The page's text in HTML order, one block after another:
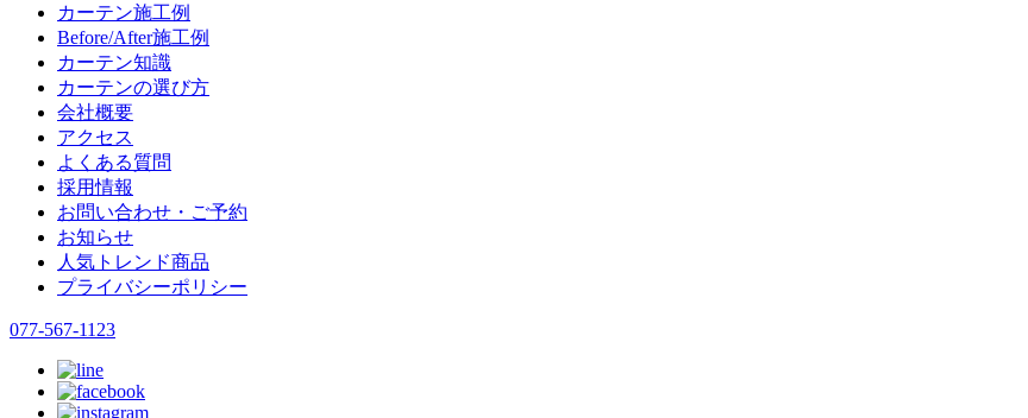
カーテン施工例
Before/After施工例
カーテン知識
カーテンの選び方
会社概要
アクセス
よくある質問
採用情報
お問い合わせ・ご予約
お知らせ
人気トレンド商品
プライバシーポリシー
077-567-1123